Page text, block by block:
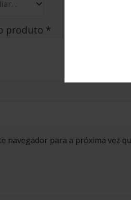
produto *
navegador para a próxima vez